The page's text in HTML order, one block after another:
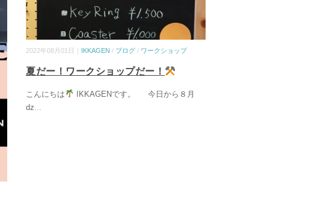
2022年08月01日｜ IKKAGEN / ブログ / ワークショップ
夏だー！ワークショップだー！
こんにちは
IKKAGENです。 今日から８月
ǳ...